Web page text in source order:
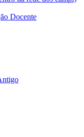
Docente